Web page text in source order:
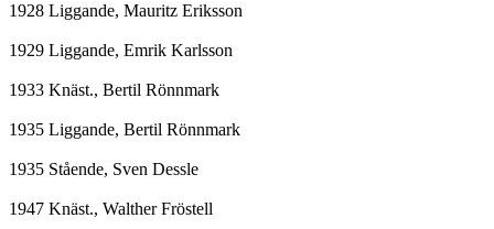
1928 Liggande, Mauritz Eriksson
1929 Liggande, Emrik Karlsson
1933 Knäst., Bertil Rönnmark
1935 Liggande, Bertil Rönnmark
1935 Stående, Sven Dessle
1947 Knäst., Walther Fröstell